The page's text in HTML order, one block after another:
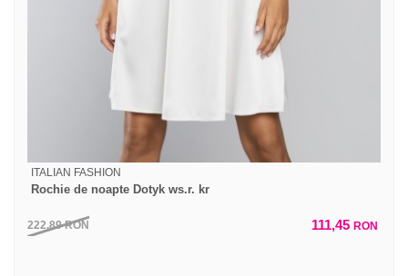
ITALIAN FASHION
Rochie de noapte Dotyk ws.r. kr
222,89RON 111,45 RON